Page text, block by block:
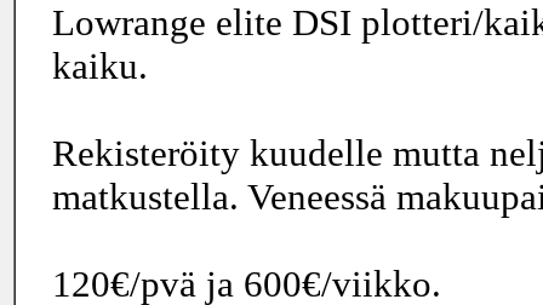
Lowrange elite DSI plotteri/
kaiku.
Rekisteröity kuudelle mutta
matkustella. Veneessä
120€/pvä ja 600€/viikko.